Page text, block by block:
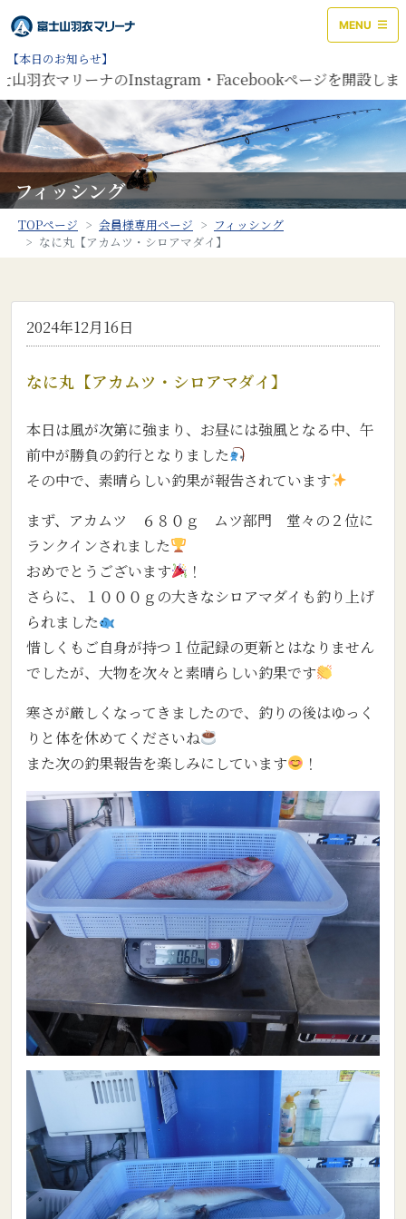
MENU
【本日のお知らせ】
羽衣マリーナのInstagram・Facebookページを開設しまし
フィッシング
TOPページ 会員様専用ページ
フィッシング
なに丸【アカムツ・シロアマダイ】
2024年12月16日
なに丸【アカムツ・シロアマダイ】
本日は風が次第に強まり、お昼には強風となる中、午
前中が勝負の釣行となりました
その中で、素晴らしい釣果が報告されています
まず、アカムツ ６８０ｇ ムツ部門 堂々の２位に
ランクインされました
おめでとうございます
！
さらに、１０００ｇの大きなシロアマダイも釣り上げ
られました
惜しくもご自身が持つ１位記録の更新とはなりません
でしたが、大物を次々と素晴らしい釣果です
寒さが厳しくなってきましたので、釣りの後はゆっく
りと体を休めてくださいね
また次の釣果報告を楽しみにしています
！